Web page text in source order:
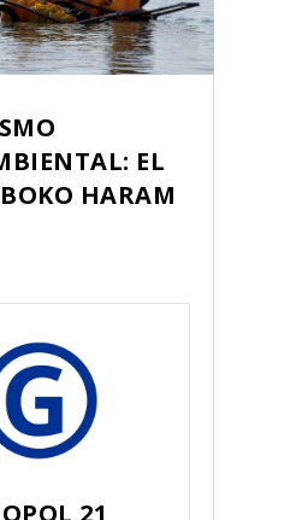
EL
HARAM
21